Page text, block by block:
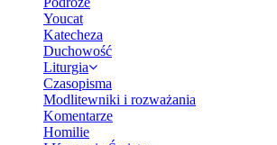
Youcat
Katecheza
Duchowość
Liturgia
Czasopisma
Modlitewniki i rozważania
Komentarze
Homilie